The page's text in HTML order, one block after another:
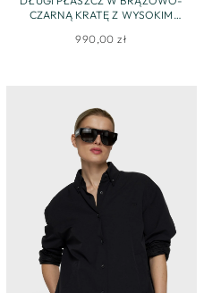
CZARNĄ KRATĘ Z WYSOKIM
990,00 zł